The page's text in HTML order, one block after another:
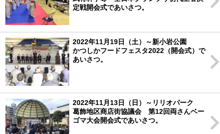
定戦開会式であいさつ。
2022年11月19日（土）～新小岩公園
かつしかフードフェスタ2022（開会式）で
あいさつ。
2022年11月13日（日）～リリオパーク
葛飾地区商店街協議会 第12回両さんベー
ゴマ大会開会式であいさつ。